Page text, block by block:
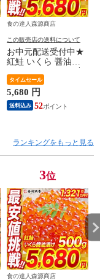
食の達人森源商店
この販売店の送料について
お中元配送受付中★
紅鮭 いくら 醤油漬
け 500g(250g×2P) 小
粒 送料無料 お取り
寄せグルメ 食品 海
鮮 【最安値に挑戦！
7000円→5680円セー
タイムセール
5,680 円
送料込み 52
ランキングをもっと見る
3位
食の達人森源商店